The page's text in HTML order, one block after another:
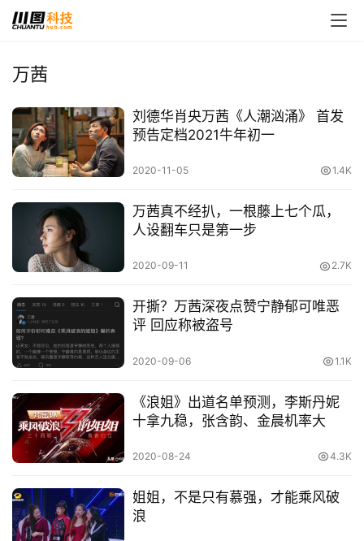
首
页
万茜
刘德华肖央万茜《人潮汹涌》 首发
预告定档2021牛年初一
2020-11-05 1.4K
万茜真不经扒，一根藤上七个瓜，
人设翻车只是第一步
2020-09-11 2.7K
开撕？万茜深夜点赞宁静郁可唯恶
评 回应称被盗号
2020-09-06 1.1K
《浪姐》出道名单预测，李斯丹妮
十拿九稳，张含韵、金晨机率大
2020-08-24 4.3K
姐姐，不是只有慕强，才能乘风破
浪